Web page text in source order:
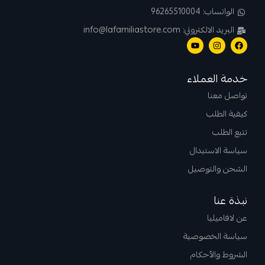
الواتساب: 96265510004
البريد الالكتروني: info@lafamiliastore.com
خدمة العملاء
تواصل معنا
كيفية الطلب
تتبع الطلب
سياسة الاستبدال
الشحن والتوصيل
نبذة عنا
عن لافاميليا
سياسة الخصوصية
الشروط والأحكام